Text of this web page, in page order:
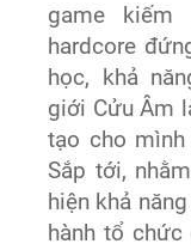
game
hardcore
học, khả
giới Cửu Âm
tạo cho mình
Sắp tới,
hiện khả
hành tổ